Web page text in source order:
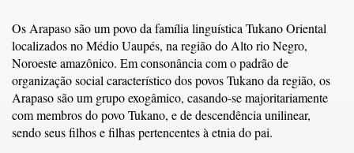
Os Arapaso são um povo da família linguística Tukano Oriental
localizados no Médio Uaupés, na região do Alto rio Negro,
Noroeste amazônico. Em consonância com o padrão de
organização social característico dos povos Tukano da região, os
Arapaso são um grupo exogâmico, casando-se majoritariamente
com membros do povo Tukano, e de descendência unilinear,
sendo seus filhos e filhas pertencentes à etnia do pai.